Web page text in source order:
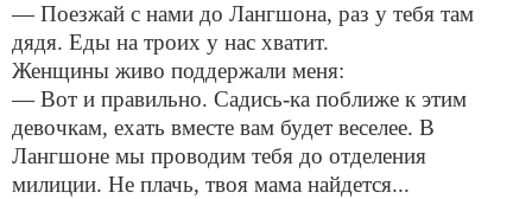
— Поезжай с нами до Лангшона, раз у тебя там
дядя. Еды на троих у нас хватит.
Женщины живо поддержали меня:
— Вот и правильно. Садись-ка поближе к этим
девочкам, ехать вместе вам будет веселее. В
Лангшоне мы проводим тебя до отделения
милиции. Не плачь, твоя мама найдется...